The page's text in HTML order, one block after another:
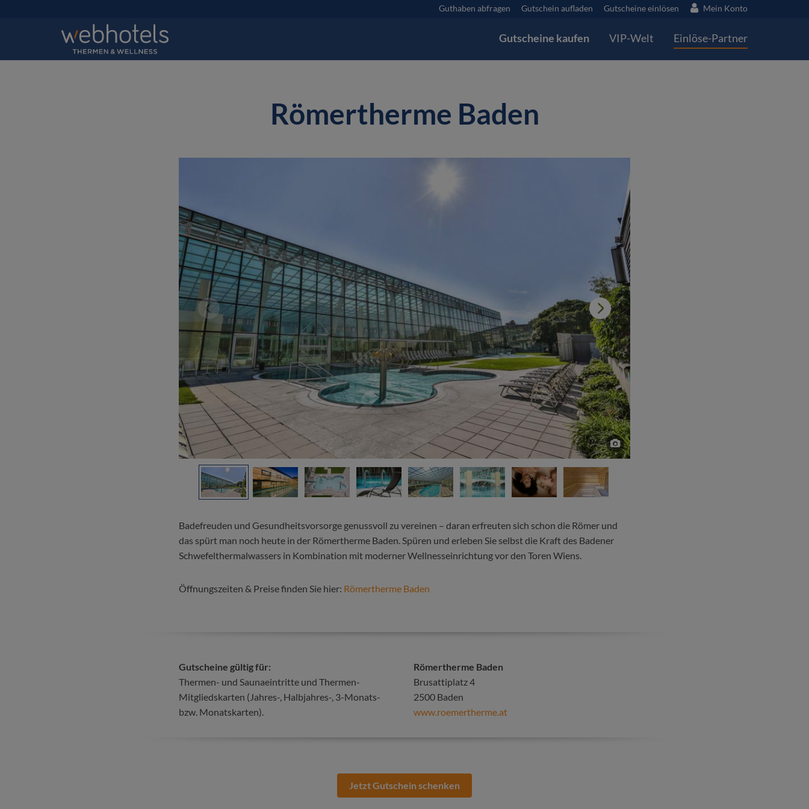
Gutscheine kaufen VIP-Welt Einlöse-Partner
Guthaben abfragen Gutschein aufladen Gutscheine einlösen Mein Konto
Römertherme Baden
Badefreuden und Gesundheitsvorsorge genussvoll zu vereinen – daran erfreuten sich schon die Römer und
das spürt man noch heute in der Römertherme Baden. Spüren und erleben Sie selbst die Kraft des Badener
Schwefelthermalwassers in Kombination mit moderner Wellnesseinrichtung vor den Toren Wiens.
Öffnungszeiten & Preise finden Sie hier: Römertherme Baden
Gutscheine gültig für:
Thermen- und Saunaeintritte und Thermen-
Mitgliedskarten (Jahres-, Halbjahres-, 3-Monats-
bzw. Monatskarten).
Römertherme Baden
Brusattiplatz 4
2500 Baden
www.roemertherme.at
Jetzt Gutschein schenken